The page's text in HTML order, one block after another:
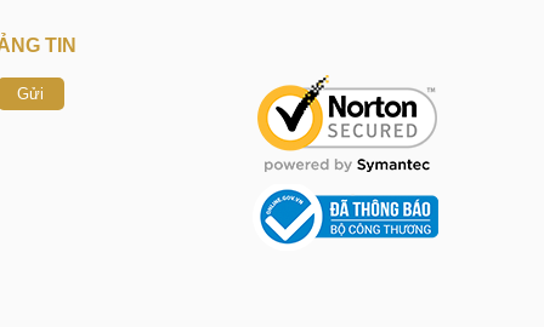
TIN
Gửi